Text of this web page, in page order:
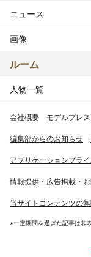
ニュース
画像
ルーム
人物一覧
会社概要 モデルプレ
編集部からのお知らせ
アプリケーションプラ
情報提供・広告掲載・
当サイトコンテンツの
※一定期間を過ぎた記事は非